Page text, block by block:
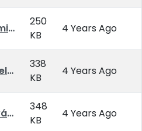
MATE Egyetemi Kollégiumok Általános Szerződési Feltételek
250
KB
4 Years Ago
MATE Tűzvédelmi előírások
338
KB
4 Years Ago
MATE Kaposvári Campus Kollégiumok Szociális kedvezmény kérelem 2021-22 tanév őszi félév
348
KB
4 Years Ago